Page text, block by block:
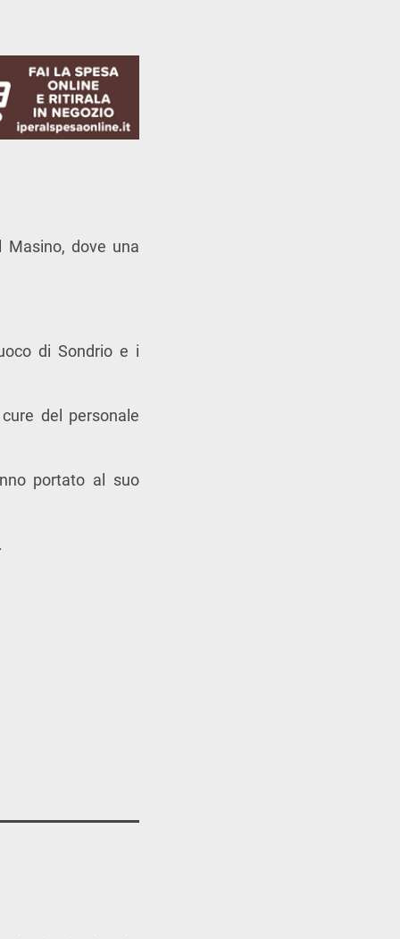
dove una
di Sondrio e i
del personale
portato al suo